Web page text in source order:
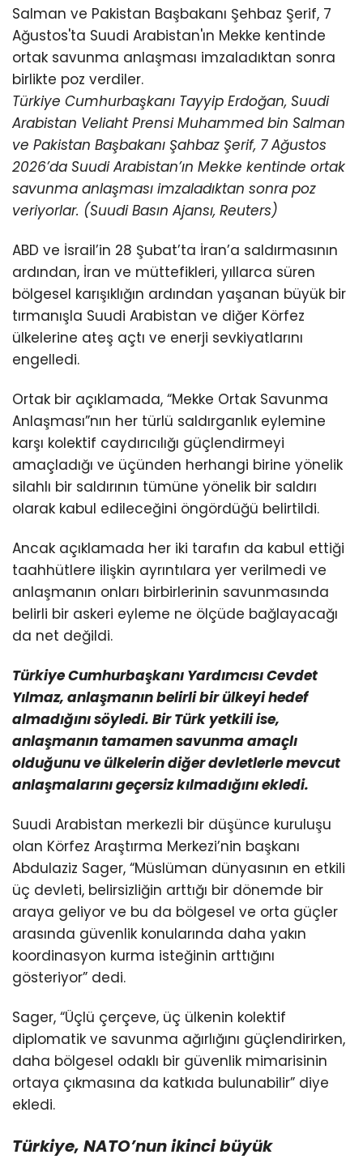
Türkiye Cumhurbaşkanı Tayyip Erdoğan, Suudi
Arabistan Veliaht Prensi Muhammed bin Salman
ve Pakistan Başbakanı Şahbaz Şerif, 7 Ağustos
2026’da Suudi Arabistan’ın Mekke kentinde ortak
savunma anlaşması imzaladıktan sonra poz
veriyorlar. (Suudi Basın Ajansı, Reuters)
ABD ve İsrail’in 28 Şubat’ta İran’a saldırmasının
ardından, İran ve müttefikleri, yıllarca süren
bölgesel karışıklığın ardından yaşanan büyük bir
tırmanışla Suudi Arabistan ve diğer Körfez
ülkelerine ateş açtı ve enerji sevkiyatlarını
engelledi.
Ortak bir açıklamada, “Mekke Ortak Savunma
Anlaşması”nın her türlü saldırganlık eylemine
karşı kolektif caydırıcılığı güçlendirmeyi
amaçladığı ve üçünden herhangi birine yönelik
silahlı bir saldırının tümüne yönelik bir saldırı
olarak kabul edileceğini öngördüğü belirtildi.
Ancak açıklamada her iki tarafın da kabul ettiği
taahhütlere ilişkin ayrıntılara yer verilmedi ve
anlaşmanın onları birbirlerinin savunmasında
belirli bir askeri eyleme ne ölçüde bağlayacağı
da net değildi.
Türkiye Cumhurbaşkanı Yardımcısı Cevdet
Yılmaz, anlaşmanın belirli bir ülkeyi hedef
almadığını söyledi. Bir Türk yetkili ise,
anlaşmanın tamamen savunma amaçlı
olduğunu ve ülkelerin diğer devletlerle mevcut
anlaşmalarını geçersiz kılmadığını ekledi.
Suudi Arabistan merkezli bir düşünce kuruluşu
olan Körfez Araştırma Merkezi’nin başkanı
Abdulaziz Sager, “Müslüman dünyasının en etkili
üç devleti, belirsizliğin arttığı bir dönemde bir
araya geliyor ve bu da bölgesel ve orta güçler
arasında güvenlik konularında daha yakın
koordinasyon kurma isteğinin arttığını
gösteriyor” dedi.
Sager, “Üçlü çerçeve, üç ülkenin kolektif
diplomatik ve savunma ağırlığını güçlendirirken,
daha bölgesel odaklı bir güvenlik mimarisinin
ortaya çıkmasına da katkıda bulunabilir” diye
ekledi.
Türkiye, NATO’nunikinci büyük